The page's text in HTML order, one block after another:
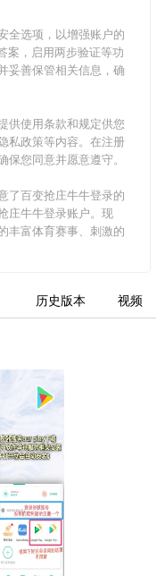
全选项，以增强账户的
案，启用两步验证等功
妥善保管相关信息，确
供使用条款和规定供您
私政策等内容。在注册
您同意并愿意遵守。
了百变抢庄牛牛登录的
庄牛牛登录账户。现
丰富体育赛事、刺激的
历史版本 视频